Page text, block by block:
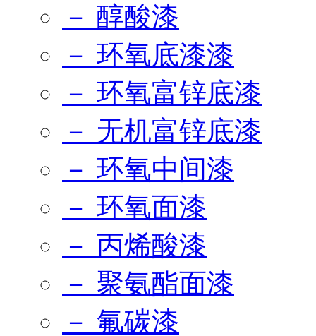
－ 醇酸漆
－ 环氧底漆漆
－ 环氧富锌底漆
－ 无机富锌底漆
－ 环氧中间漆
－ 环氧面漆
－ 丙烯酸漆
－ 聚氨酯面漆
－ 氟碳漆